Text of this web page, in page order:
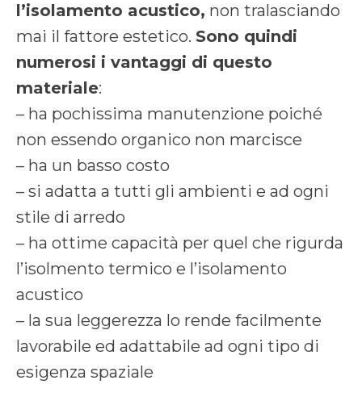
l’isolamento acustico, non tralasciando
mai il fattore estetico. Sono quindi
numerosi i vantaggi di questo
materiale:
– ha pochissima manutenzione poiché
non essendo organico non marcisce
– ha un basso costo
– si adatta a tutti gli ambienti e ad ogni
stile di arredo
– ha ottime capacità per quel che rigurda
l’isolmento termico e l’isolamento
acustico
– la sua leggerezza lo rende facilmente
lavorabile ed adattabile ad ogni tipo di
esigenza spaziale